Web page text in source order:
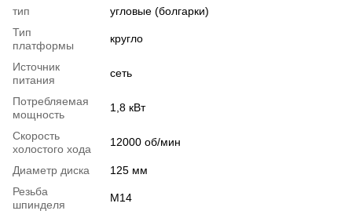
тип
угловые (болгарки)
Тип
платформы
кругло
Источник
питания
сеть
Потребляемая
мощность
1,8 кВт
Скорость
холостого хода
12000 об/мин
Диаметр диска
125 мм
Резьба
шпинделя
M14